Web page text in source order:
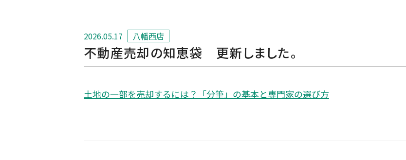
2026.05.17 八幡西店
不動産売却の知恵袋 更新しました。
土地の一部を売却するには？「分筆」の基本と専門家の選び方